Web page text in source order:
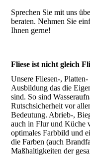
Sprechen Sie mit uns
beraten. Nehmen Sie
Ihnen gerne!
Fliese ist nicht gleich
Unsere Fliesen-,
Ausbildung das die
sind. So sind
Rutschsicherheit vor
Bedeutung. Abrieb-,
auch in Flur und Küche
optimales Farbbild und
die Farben (auch
Maßhaltigkeiten der